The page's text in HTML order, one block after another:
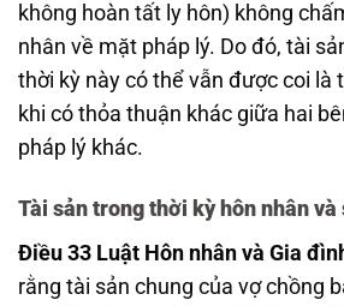
không hoàn tất ly hôn) không
nhân về mặt pháp lý. Do đó, tài
thời kỳ này có thể vẫn được coi là
khi có thỏa thuận khác giữa hai
pháp lý khác.
Tài sản trong thời kỳ hôn nhân và
Điều 33 Luật Hôn nhân và Gia
rằng tài sản chung của vợ chồng